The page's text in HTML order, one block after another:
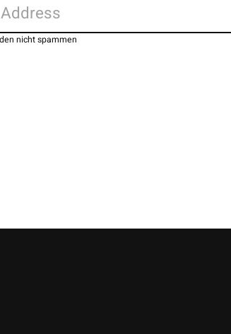
nicht spammen